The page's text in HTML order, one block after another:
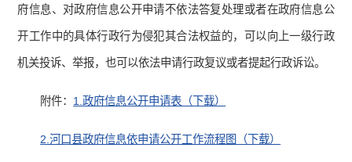
府信息、对政府信息公开申请不依法答复处理或者在政府信息公
开工作中的具体行政行为侵犯其合法权益的，可以向上一级行政
机关投诉、举报，也可以依法申请行政复议或者提起行政诉讼。
附件： 1.政府信息公开申请表（下载）
2.河口县政府信息依申请公开工作流程图（下载）